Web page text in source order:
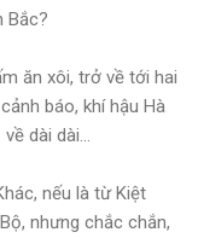
Bắc?
ăn xôi, trở về tới hai
báo, khí hậu Hà
dài dài…
nếu là từ Kiệt
nhưng chắc chắn,